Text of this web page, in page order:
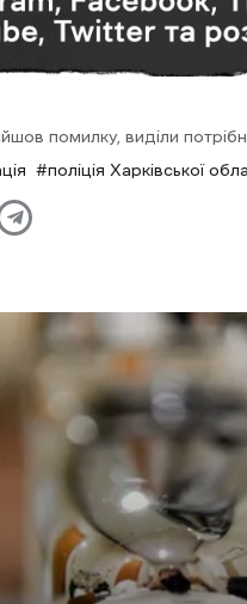
помилку, виділи
поліція Харківської